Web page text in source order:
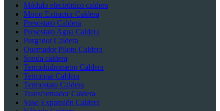
Módulo electrónico caldera
Motor Extractor Caldera
Presostato Caldera
Presostato Agua Caldera
Purgador Caldera
Quemador Piloto Caldera
Sonda caldera
Termohidrometro Caldera
Termopar Caldera
Termostato Caldera
Transformador Caldera
Vaso Expansión Caldera